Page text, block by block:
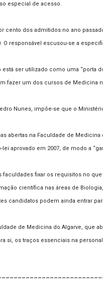
especial de acesso.
cento dos admitidos no ano
O responsável escusou-se a
está ser utilizado como uma “porta
fazer um dos cursos de Medicina
Nunes, impõe-se que o
abertas na Faculdade de
lei aprovado em 2007, de modo a
faculdades fixar os requisitos no
científica nas áreas de
candidatos podem ainda entrar
de Medicina do Algarve, que
si, os traços essenciais na